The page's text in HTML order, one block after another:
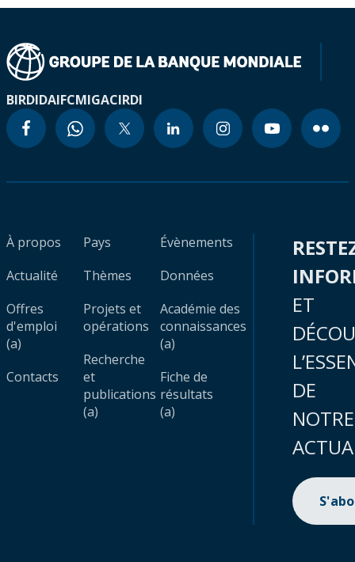
BIRDIDAIFCMIGACIRDI
À propos
Actualité
Offres
d'emploi
(a)
Contacts
Pays
Thèmes
Projets et
opérations
Recherche
et
publications
(a)
Évènements
Données
Académie des
connaissances
(a)
Fiche de
résultats
(a)
ET
DE
NOTRE